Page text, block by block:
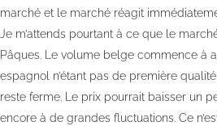
marché et le marché réagit
Je m’attends pourtant à ce que le
Pâques. Le volume belge commence à
espagnol n’étant pas de première
reste ferme. Le prix pourrait baisser un
encore à de grandes fluctuations. Ce